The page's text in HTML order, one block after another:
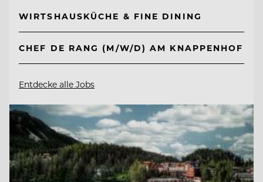
WIRTSHAUSKÜCHE & FINE DINING
CHEF DE RANG (M/W/D) AM KNAPPENHOF
Entdecke alle Jobs